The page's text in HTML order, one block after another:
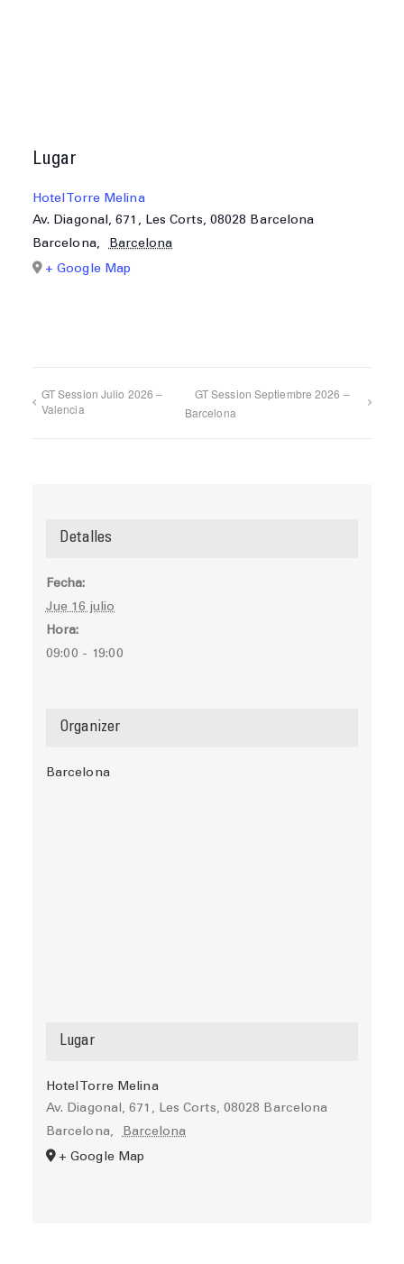
Lugar
Hotel Torre Melina
Av. Diagonal, 671, Les Corts, 08028 Barcelona
Barcelona,
Barcelona
+ Google Map
GT Session Julio 2026 –
Valencia
GT Session Septiembre 2026 –
Barcelona
Detalles
Fecha:
Jue 16 julio
Hora:
09:00 - 19:00
Organizer
Barcelona
Lugar
Hotel Torre Melina
Av. Diagonal, 671, Les Corts, 08028 Barcelona
Barcelona,
Barcelona
+ Google Map